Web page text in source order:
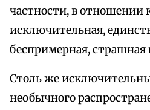
частности, в отношении
исключительная,
беспримерная, страшная
Столь же
необычного